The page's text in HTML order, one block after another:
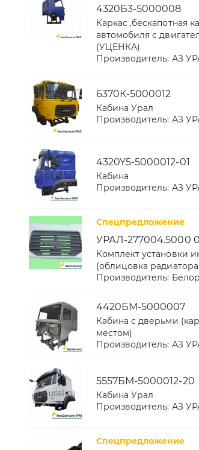
4320Б3-5000008
Каркас ,бескапотная
автомобиля с
(УЦЕНКА)
Производитель: АЗ
6370К-5000012
Кабина Урал
Производитель: АЗ
4320Y5-5000012-01
Кабина
Производитель: АЗ
Спецпредложение
УРАЛ-277004.5000
Комплект установки
(облицовка
Производитель:
4420БМ-5000007
Кабина с дверьми
местом)
Производитель: АЗ
5557БМ-5000012-20
Кабина Урал
Производитель: АЗ
Спецпредложение